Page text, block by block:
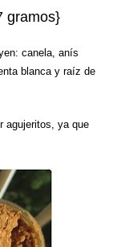
gramos}
canela , anís
blanca y raíz de
agujeritos, ya que